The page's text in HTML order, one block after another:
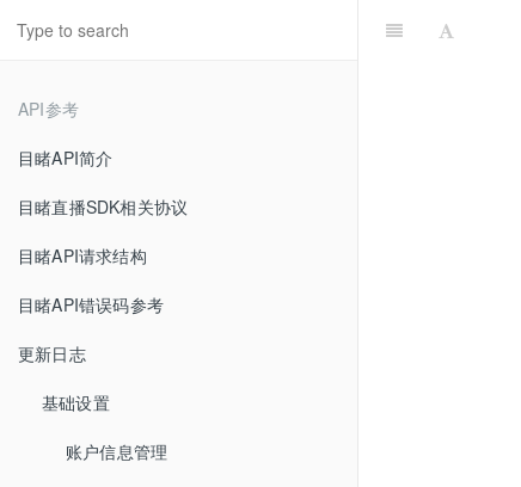
API参考
目睹API简介
目睹直播SDK相关协议
目睹API请求结构
目睹API错误码参考
更新日志
基础设置
账户信息管理